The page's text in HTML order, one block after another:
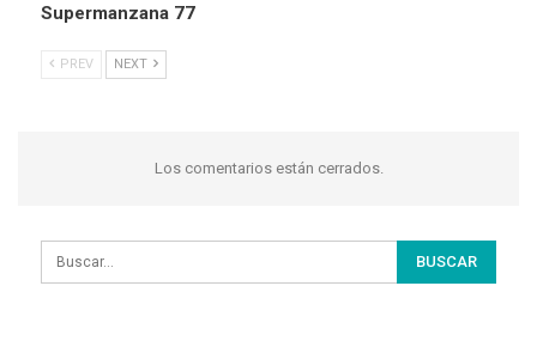
Supermanzana 77
PREV NEXT
Los comentarios están cerrados.